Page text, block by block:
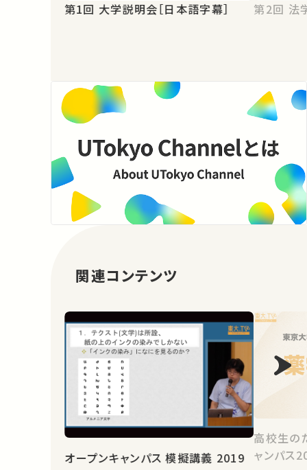
第1回 大学説明会［日本語字幕］ 第2
関連コンテンツ
オープンキャンパス 模擬講義 2019
高校生の
ャンパ